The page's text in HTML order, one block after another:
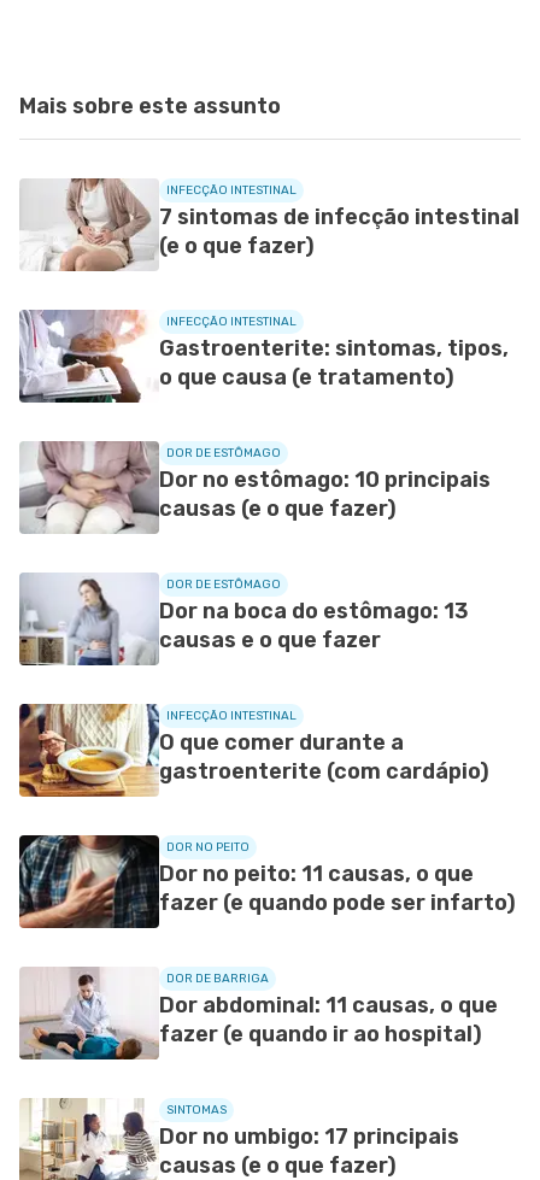
Mais sobre este assunto
INFECÇÃO INTESTINAL
7 sintomas de infecção intestinal
(e o que fazer)
INFECÇÃO INTESTINAL
Gastroenterite: sintomas, tipos,
o que causa (e tratamento)
DOR DE ESTÔMAGO
Dor no estômago: 10 principais
causas (e o que fazer)
DOR DE ESTÔMAGO
Dor na boca do estômago: 13
causas e o que fazer
INFECÇÃO INTESTINAL
O que comer durante a
gastroenterite (com cardápio)
DOR NO PEITO
Dor no peito: 11 causas, o que
fazer (e quando pode ser infarto)
DOR DE BARRIGA
Dor abdominal: 11 causas, o que
fazer (e quando ir ao hospital)
SINTOMAS
Dor no umbigo: 17 principais
causas (e o que fazer)